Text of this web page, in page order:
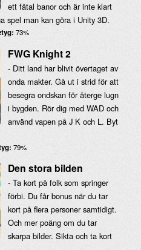
ett fåtal banor och är inte klart
spel man kan göra i Unity 3D.
73%
FWG Knight 2
- Ditt land har blivit övertaget av
onda makter. Gå ut i strid för att
besegra ondskan för återge lugn
i bygden. Rör dig med WAD och
använd vapen på J K och L. Byt
79%
Den stora bilden
- Ta kort på folk som springer
förbi. Du får bonus när du tar
kort på flera personer samtidigt.
Och mer poäng om du tar
skarpa bilder. Sikta och ta kort